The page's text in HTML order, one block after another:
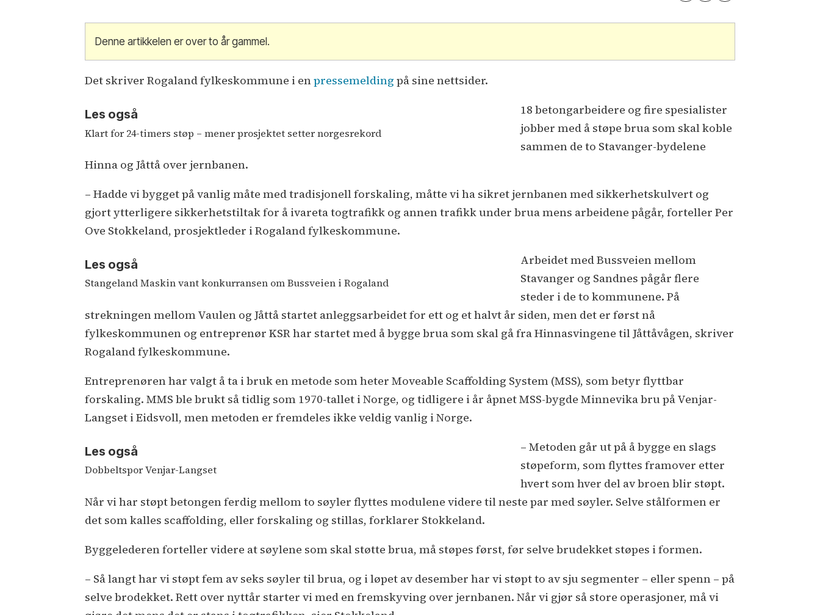
Denne artikkelen er over to år gammel.
Det skriver Rogaland fylkeskommune i enpressemeldingpå sine nettsider.
Les også
Klart for 24-timers støp – mener prosjektet setter norgesrekord
18 betongarbeidere og fire spesialister
jobber med å støpe brua som skal koble
sammen de to Stavanger-bydelene
Hinna og Jåttå over jernbanen.
– Hadde vi bygget på vanlig måte med tradisjonell forskaling, måtte vi ha sikret jernbanen med sikkerhetskulvert og
gjort ytterligere sikkerhetstiltak for å ivareta togtrafikk og annen trafikk under brua mens arbeidene pågår, forteller Per
Ove Stokkeland, prosjektleder i Rogaland fylkeskommune.
Les også
Stangeland Maskin vant konkurransen om Bussveien i Rogaland
Arbeidet med Bussveien mellom
Stavanger og Sandnes pågår flere
steder i de to kommunene. På
strekningen mellom Vaulen og Jåttå startet anleggsarbeidet for ett og et halvt år siden, men det er først nå
fylkeskommunen og entreprenør KSR har startet med å bygge brua som skal gå fra Hinnasvingene til Jåttåvågen, skriver
Rogaland fylkeskommune.
Entreprenøren har valgt å ta i bruk en metode som heter Moveable Scaffolding System (MSS), som betyr flyttbar
forskaling. MMS ble brukt så tidlig som 1970-tallet i Norge, og tidligere i år åpnet MSS-bygde Minnevika bru på Venjar-
Langset i Eidsvoll, men metoden er fremdeles ikke veldig vanlig i Norge.
Les også
Dobbeltspor Venjar-Langset
– Metoden går ut på å bygge en slags
støpeform, som flyttes framover etter
hvert som hver del av broen blir støpt.
Når vi har støpt betongen ferdig mellom to søyler flyttes modulene videre til neste par med søyler. Selve stålformen er
det som kalles scaffolding, eller forskaling og stillas, forklarer Stokkeland.
Byggelederen forteller videre at søylene som skal støtte brua, må støpes først, før selve brudekket støpes i formen.
– Så langt har vi støpt fem av seks søyler til brua, og i løpet av desember har vi støpt to av sju segmenter – eller spenn – på
selve brodekket. Rett over nyttår starter vi med en fremskyving over jernbanen. Når vi gjør så store operasjoner, må vi